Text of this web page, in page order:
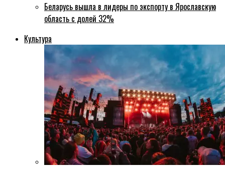
Беларусь вышла в лидеры по экспорту в Ярославскую
область с долей 32%
Культура